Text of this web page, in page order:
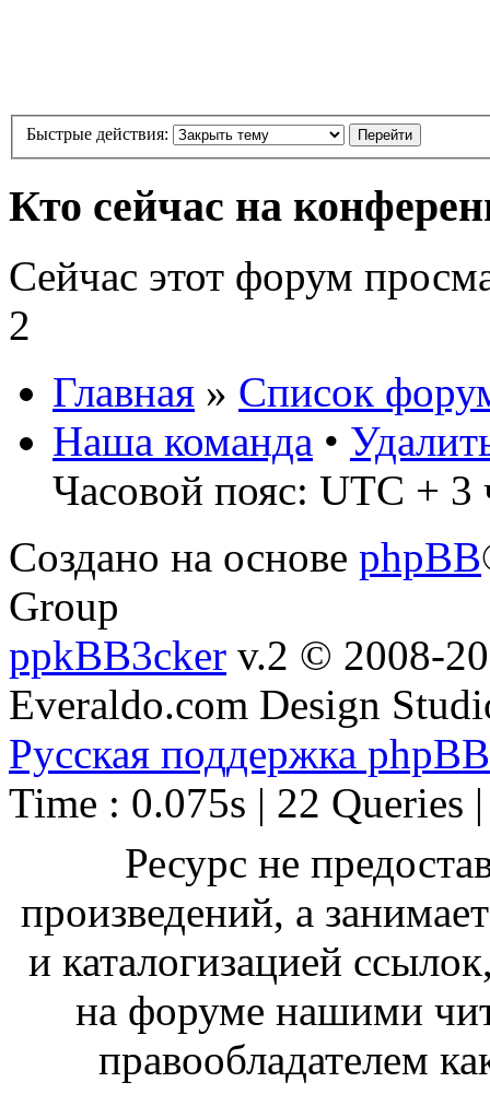
Быстрые действия:
Кто сейчас на
Сейчас этот форум
2
Главная » Список
Наша команда •
Часовой пояс: UTC + 3
Создано на основе phpBB
Group
ppkBB3cker v.2 © 2008-
Everaldo.com Design
Русская поддержка phpBB
Time : 0.075s | 22 Queries
Ресурс не
произведений, а
и каталогизацией
на форуме нашими
правообладателем